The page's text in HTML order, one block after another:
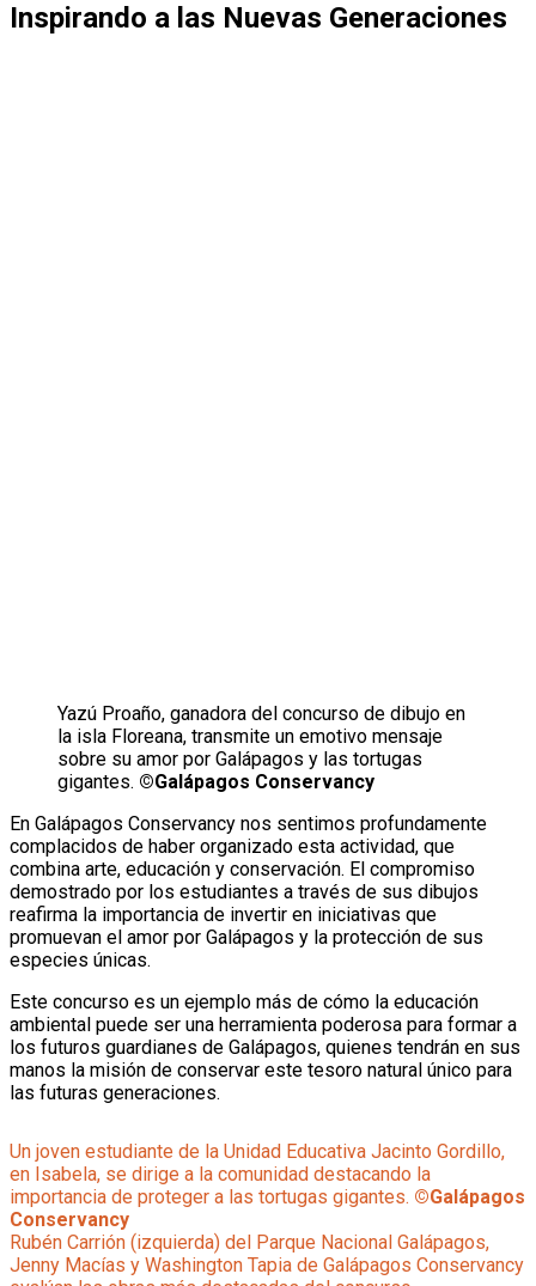
Inspirando a las Nuevas Generaciones
Yazú Proaño, ganadora del concurso de dibujo en
la isla Floreana, transmite un emotivo mensaje
sobre su amor por Galápagos y las tortugas
gigantes. ©Galápagos Conservancy
En Galápagos Conservancy nos sentimos profundamente
complacidos de haber organizado esta actividad, que
combina arte, educación y conservación. El compromiso
demostrado por los estudiantes a través de sus dibujos
reafirma la importancia de invertir en iniciativas que
promuevan el amor por Galápagos y la protección de sus
especies únicas.
Este concurso es un ejemplo más de cómo la educación
ambiental puede ser una herramienta poderosa para formar a
los futuros guardianes de Galápagos, quienes tendrán en sus
manos la misión de conservar este tesoro natural único para
las futuras generaciones.
Un joven estudiante de la Unidad Educativa Jacinto Gordillo,
en Isabela, se dirige a la comunidad destacando la
importancia de proteger a las tortugas gigantes. ©Galápagos
Conservancy
Rubén Carrión (izquierda) del Parque Nacional Galápagos,
Jenny Macías y Washington Tapia de Galápagos Conservancy